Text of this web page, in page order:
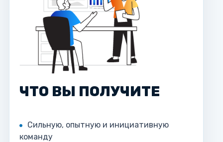
ЧТО ВЫ ПОЛУЧИТЕ
Сильную, опытную и инициативную
команду